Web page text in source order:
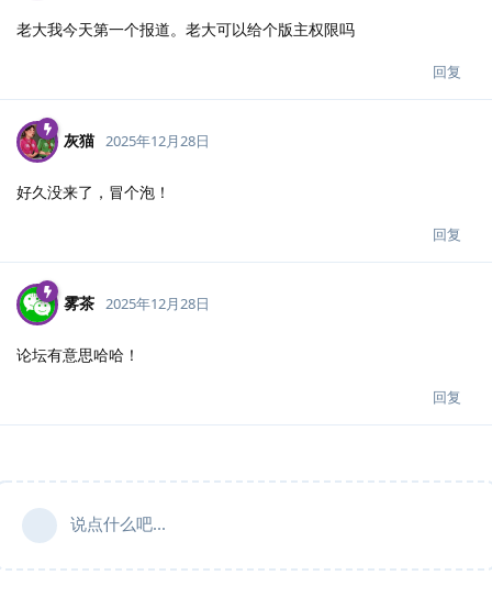
老大我今天第一个报道。老大可以给个版主权限吗
回复
灰猫 2025年12月28日
好久没来了，冒个泡！
回复
雾茶 2025年12月28日
论坛有意思哈哈！
回复
说点什么吧...